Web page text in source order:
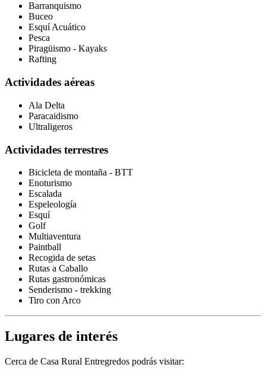
Barranquismo
Buceo
Esquí Acuático
Pesca
Piragüismo - Kayaks
Rafting
Actividades aéreas
Ala Delta
Paracaidismo
Ultraligeros
Actividades terrestres
Bicicleta de montaña - BTT
Enoturismo
Escalada
Espeleología
Esquí
Golf
Multiaventura
Paintball
Recogida de setas
Rutas a Caballo
Rutas gastronómicas
Senderismo - trekking
Tiro con Arco
Lugares de interés
Cerca de Casa Rural Entregredos podrás visitar: